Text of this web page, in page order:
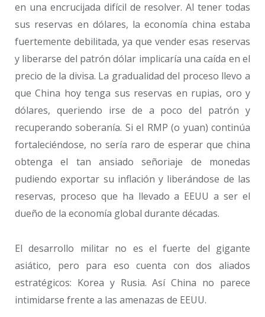
en una encrucijada difícil de resolver. Al tener todas
sus reservas en dólares, la economía china estaba
fuertemente debilitada, ya que vender esas reservas
y liberarse del patrón dólar implicaría una caída en el
precio de la divisa. La gradualidad del proceso llevo a
que China hoy tenga sus reservas en rupias, oro y
dólares, queriendo irse de a poco del patrón y
recuperando soberanía. Si el RMP (o yuan) continúa
fortaleciéndose, no sería raro de esperar que china
obtenga el tan ansiado señoriaje de monedas
pudiendo exportar su inflación y liberándose de las
reservas, proceso que ha llevado a EEUU a ser el
dueño de la economía global durante décadas.
El desarrollo militar no es el fuerte del gigante
asiático, pero para eso cuenta con dos aliados
estratégicos: Korea y Rusia. Así China no parece
intimidarse frente a las amenazas de EEUU.